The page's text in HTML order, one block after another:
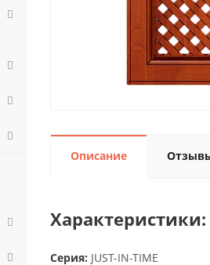
Описание
Характеристики:
Серия: JUST-IN-TIME